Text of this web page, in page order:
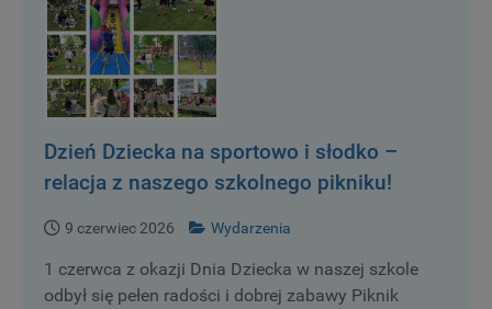
Dzień Dziecka na sportowo i słodko –
relacja z naszego szkolnego pikniku!
9 czerwiec 2026 Wydarzenia
1 czerwca z okazji Dnia Dziecka w naszej szkole
odbył się pełen radości i dobrej zabawy Piknik